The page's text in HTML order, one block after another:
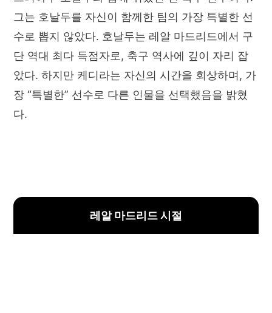
그는 호날두를 자신이 함께한 팀의 가장 특별한 선
수로 뽑지 않았다. 호날두는 레알 마드리드에서 구
단 역대 최다 득점자로, 축구 역사에 깊이 자리 잡
았다. 하지만 케디라는 자신의 시간을 회상하며, 가
장 “특별한” 선수로 다른 인물을 선택했음을 밝혔
다.
레알 마드리드 시절